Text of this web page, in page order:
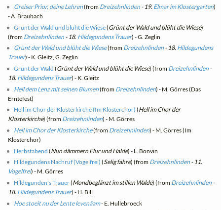
Greiser Prior, deine Lehren(from Dreizehnlinden - 19. Elmar im Klostergarten)
- A. Braubach
Grünt der Wald und blüht die Wiese(Grünt der Wald und blüht die Wiese)
(from Dreizehnlinden - 18. Hildegundens Trauer) - G. Zeglin
Grünt der Wald und blüht die Wiese(from Dreizehnlinden - 18. Hildegundens
Trauer) - K. Gleitz, G. Zeglin
Grünt der Wald (Grünt der Wald und blüht die Wiese) (from Dreizehnlinden -
18. Hildegundens Trauer) - K. Gleitz
Heil dem Lenz mit seinen Blumen(from Dreizehnlinden) - M. Görres (Das
Erntefest)
Hell im Chor der Klosterkirche (Im Klosterchor) (Hell im Chor der
Klosterkirche) (from Dreizehnlinden) - M. Görres
Hell im Chor der Klosterkirche(from Dreizehnlinden) - M. Görres (Im
Klosterchor)
Herbstabend (Nun dämmern Flur und Halde) - L. Bonvin
Hildegundens Nachruf (Vogelfrei) (Selig fahre) (from Dreizehnlinden - 11.
Vogelfrei) - M. Görres
Hildegunden's Trauer(Mondbeglänzt im stillen Walde) (from Dreizehnlinden -
18. Hildegundens Trauer) - H. Bill
Hoe stoeit nu der Lente levenâam- E. Hullebroeck